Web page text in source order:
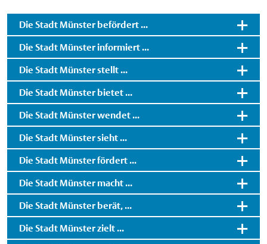
Die Stadt Münster befördert ...
Die Stadt Münster informiert ...
Die Stadt Münster stellt ...
Die Stadt Münster bietet ...
Die Stadt Münster wendet ...
Die Stadt Münster sieht ...
Die Stadt Münster fördert ...
Die Stadt Münster macht ...
Die Stadt Münster berät, ...
Die Stadt Münster zielt ...